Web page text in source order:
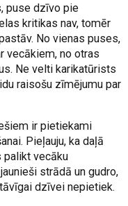
puse dzīvo pie
kritikas nav, tomēr
No vienas puses,
vecākiem, no otras
Ne velti karikatūrists
raisošu zīmējumu par
ir pietiekami
Pieļauju, ka daļā
vecāku
strādā un gudro,
dzīvei nepietiek.